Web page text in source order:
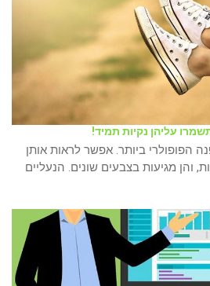
עליהן נקיות תמיד!
הפופולרי ביותר. אפשר לראות אותן
והן מגיעות בצבעים שונים. הנעליים